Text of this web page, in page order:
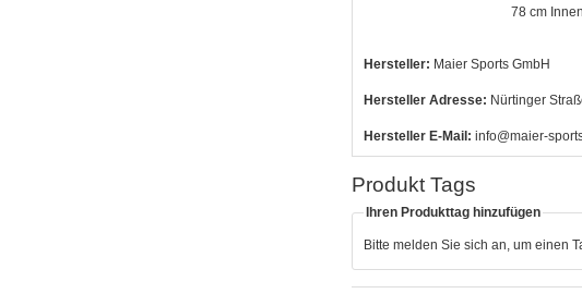
78 cm
Hersteller: Maier Sports GmbH
Hersteller Adresse: Nürtinger
Hersteller E-Mail: info@maier-
Produkt Tags
Ihren Produkttag hinzufügen
Bitte melden Sie sich an, um einen